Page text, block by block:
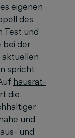
eigenen
des
Test und
bei der
spricht
hausrat-
die
und
und